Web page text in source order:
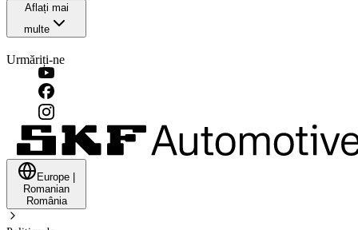
Aflați mai
multe
Urmăriți-ne
Europe
Romanian
România